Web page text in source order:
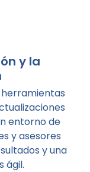
y la
entorno de
y asesores
y una
ágil.